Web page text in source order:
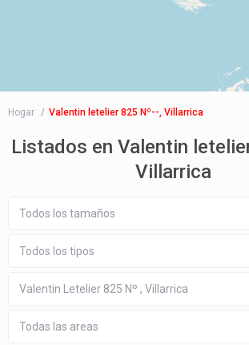
Hogar Valentin letelier 825 Nº--, Villarrica
Listados en Valentin
Villarrica
Todos los tamaños
Todos los tipos
Valentin Letelier 825 Nº , Villarrica
Todas las areas